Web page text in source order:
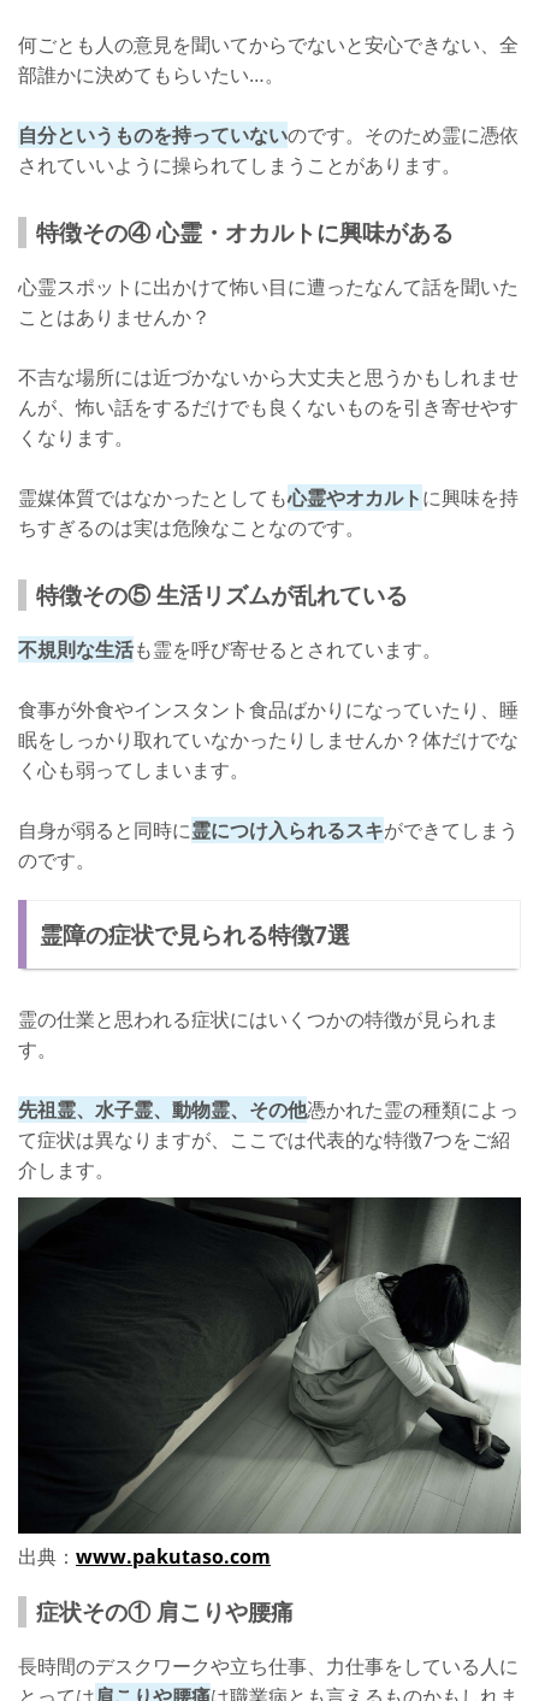
何ごとも人の意見を聞いてからでないと安心できない、全
部誰かに決めてもらいたい…。
自分というものを持っていないのです。そのため霊に憑依
されていいように操られてしまうことがあります。
特徴その④ 心霊・オカルトに興味がある
心霊スポットに出かけて怖い目に遭ったなんて話を聞いた
ことはありませんか？
不吉な場所には近づかないから大丈夫と思うかもしれませ
んが、怖い話をするだけでも良くないものを引き寄せやす
くなります。
霊媒体質ではなかったとしても心霊やオカルトに興味を持
ちすぎるのは実は危険なことなのです。
特徴その⑤ 生活リズムが乱れている
不規則な生活も霊を呼び寄せるとされています。
食事が外食やインスタント食品ばかりになっていたり、睡
眠をしっかり取れていなかったりしませんか？体だけでな
く心も弱ってしまいます。
自身が弱ると同時に霊につけ入られるスキができてしまう
のです。
霊障の症状で見られる特徴7選
霊の仕業と思われる症状にはいくつかの特徴が見られま
す。
先祖霊、水子霊、動物霊、その他憑かれた霊の種類によっ
て症状は異なりますが、ここでは代表的な特徴7つをご紹
介します。
出典： www.pakutaso.com
症状その① 肩こりや腰痛
長時間のデスクワークや立ち仕事、力仕事をしている人に